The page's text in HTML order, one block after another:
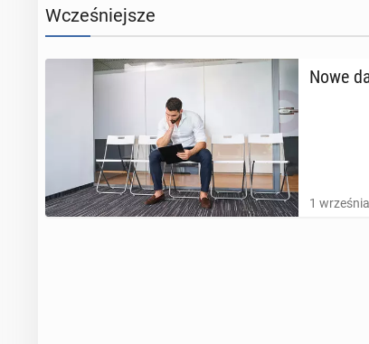
Wcześniejsze
Nowe
1